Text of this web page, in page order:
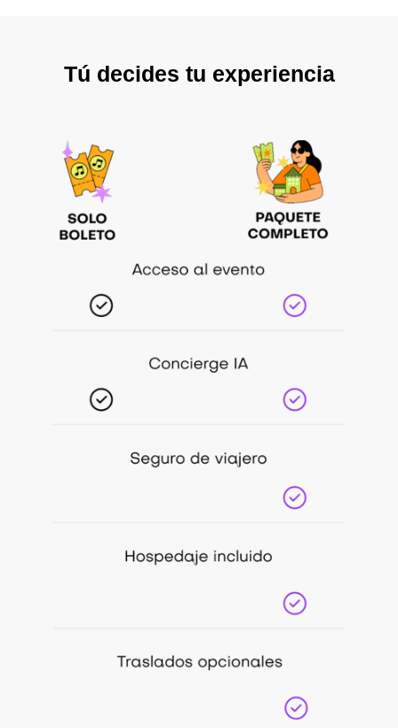
Tú decides tu experiencia